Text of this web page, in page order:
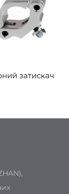
затискач